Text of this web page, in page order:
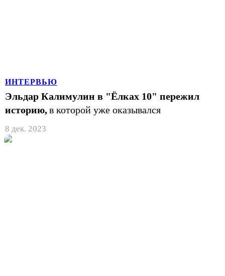
ИНТЕРВЬЮ
Эльдар Калимулин в "Ёлках 10" пережил
историю,в которой уже оказывался
8 дек. 2023